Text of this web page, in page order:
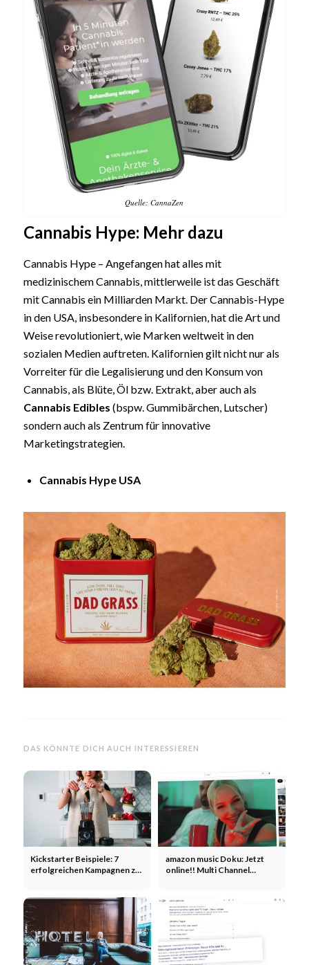
Quelle: CannaZen
Cannabis Hype: Mehr dazu
Cannabis Hype – Angefangen hat alles mit
medizinischem Cannabis, mittlerweile ist das Geschäft
mit Cannabis ein Milliarden Markt. Der Cannabis-Hype
in den USA, insbesondere in Kalifornien, hat die Art und
Weise revolutioniert, wie Marken weltweit in den
sozialen Medien auftreten. Kalifornien gilt nicht nur als
Vorreiter für die Legalisierung und den Konsum von
Cannabis, als Blüte, Öl bzw. Extrakt, aber auch als
Cannabis Edibles (bspw. Gummibärchen, Lutscher)
sondern auch als Zentrum für innovative
Marketingstrategien.
Cannabis Hype USA
DAS KÖNNTE DICH AUCH INTERESSIEREN
Kickstarter Beispiele: 7
erfolgreichen Kampagnen zur
amazon music Doku: Jetzt
online!! Multi Channel